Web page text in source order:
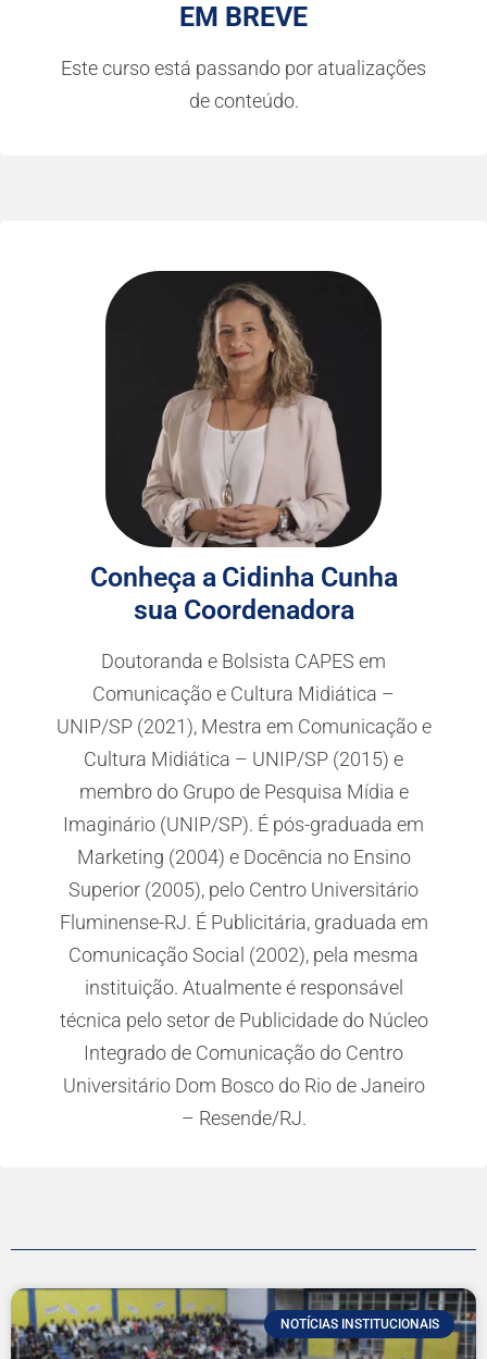
EM BREVE
Este curso está passando por atualizações
de conteúdo.
Conheça a Cidinha Cunha
sua Coordenadora
Doutoranda e Bolsista CAPES em
Comunicação e Cultura Midiática –
UNIP/SP (2021), Mestra em Comunicação e
Cultura Midiática – UNIP/SP (2015) e
membro do Grupo de Pesquisa Mídia e
Imaginário (UNIP/SP). É pós-graduada em
Marketing (2004) e Docência no Ensino
Superior (2005), pelo Centro Universitário
Fluminense-RJ. É Publicitária, graduada em
Comunicação Social (2002), pela mesma
instituição. Atualmente é responsável
técnica pelo setor de Publicidade do Núcleo
Integrado de Comunicação do Centro
Universitário Dom Bosco do Rio de Janeiro
– Resende/RJ.
NOTÍCIAS INSTITUCIONAIS